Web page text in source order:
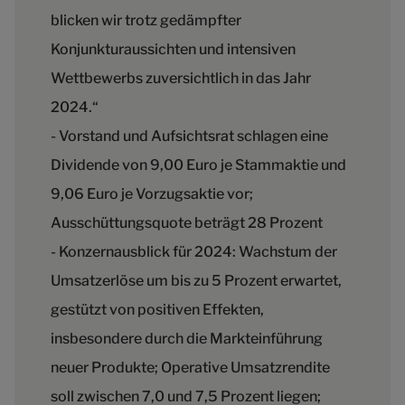
blicken wir trotz gedämpfter
Konjunkturaussichten und intensiven
Wettbewerbs zuversichtlich in das Jahr
2024.“
- Vorstand und Aufsichtsrat schlagen eine
Dividende von 9,00 Euro je Stammaktie und
9,06 Euro je Vorzugsaktie vor;
Ausschüttungsquote beträgt 28 Prozent
- Konzernausblick für 2024: Wachstum der
Umsatzerlöse um bis zu 5 Prozent erwartet,
gestützt von positiven Effekten,
insbesondere durch die Markteinführung
neuer Produkte; Operative Umsatzrendite
soll zwischen 7,0 und 7,5 Prozent liegen;